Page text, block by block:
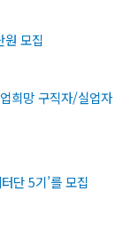
원 모집
희망 구직자/실업자
단 5기’를 모집